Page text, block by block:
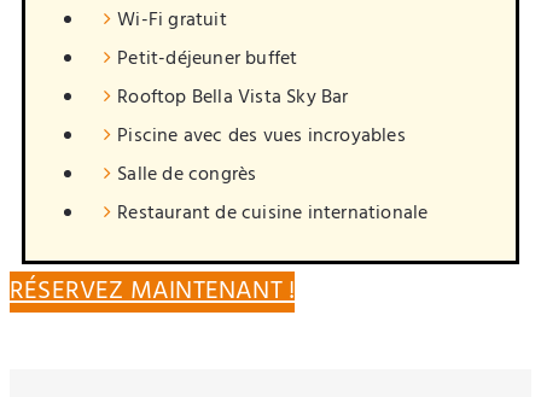
Wi-Fi gratuit
Petit-déjeuner buffet
Rooftop Bella Vista Sky Bar
Piscine avec des vues incroyables
Salle de congrès
Restaurant de cuisine internationale
RÉSERVEZ MAINTENANT !